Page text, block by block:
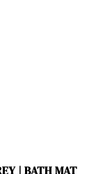
| BATH MAT